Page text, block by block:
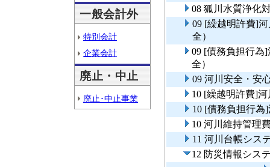
一般会計外
特別会計
企業会計
廃止・中止
廃止･中止事業
08 狐川水質浄化
09 [繰越明許費]
全）
09 [債務負担行為
全）
09 河川安全・安
10 [繰越明許費]
10 [債務負担行為
10 河川維持管理
11 河川台帳シス
12 防災情報シス